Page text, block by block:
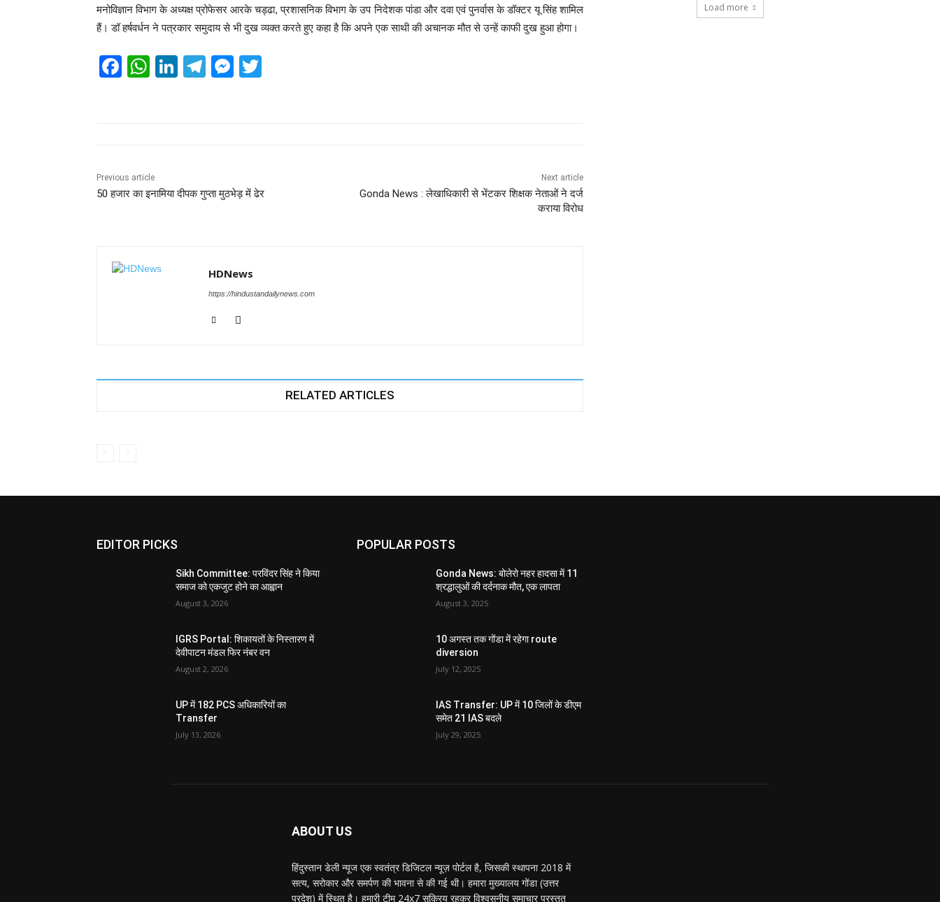
मनोविज्ञान विभाग के अध्यक्ष प्रोफेसर आरके चड्ढा, प्रशासनिक विभाग के उप निदेशक पांडा और दवा एवं पुनर्वास के डॉक्टर यू सिंह शामिल
हैं। डॉ हर्षवर्धन ने पत्रकार समुदाय से भी दुख व्यक्त करते हुए कहा है कि अपने एक साथी की अचानक मौत से उन्हें काफी दुख हुआ होगा।
F
o
o
W
p
p
Li
T
M
er
Previous article
50 हजार का इनामिया दीपक गुप्ता मुठभेड़ में ढेर
Next article
Gonda News : लेखाधिकारी से भेंटकर शिक्षक नेताओं ने दर्ज
कराया विरोध
HDNews
https://hindustandailynews.com
RELATED ARTICLES
Load more
EDITOR PICKS
Sikh Committee: परविंदर सिंह ने किया
समाज को एकजुट होने का आह्वान
August 3, 2026
IGRS Portal: शिकायतों के निस्तारण में
देवीपाटन मंडल फिर नंबर वन
August 2, 2026
UP में 182 PCS अधिकारियों का
Transfer
July 13, 2026
POPULAR POSTS
Gonda News: बोलेरो नहर हादसा में 11
श्रद्धालुओं की दर्दनाक मौत, एक लापता
August 3, 2025
10 अगस्त तक गोंडा में रहेगा route
diversion
July 12, 2025
IAS Transfer: UP में 10 जिलों के डीएम
समेत 21 IAS बदले
July 29, 2025
ABOUT US
हिंदुस्तान डेली न्यूज एक स्वतंत्र डिजिटल न्यूज़ पोर्टल है, जिसकी स्थापना 2018 में
सत्य, सरोकार और समर्पण की भावना से की गई थी। हमारा मुख्यालय गोंडा (उत्तर
प्रदेश) में स्थित है। हमारी टीम 24x7 सक्रिय रहकर विश्वसनीय समाचार प्रस्तुत